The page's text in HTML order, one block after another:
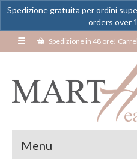
Spedizione in 48 ore!
Menu
Spedizione gratuita per ordini
orders over